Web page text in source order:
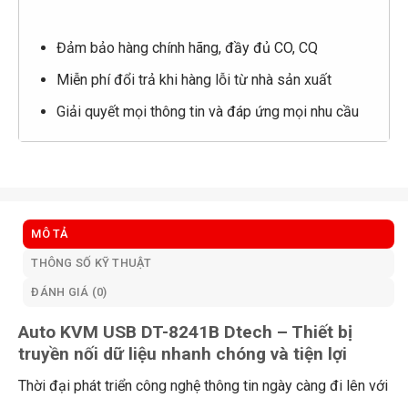
Đảm bảo hàng chính hãng, đầy đủ CO, CQ
Miễn phí đổi trả khi hàng lỗi từ nhà sản xuất
Giải quyết mọi thông tin và đáp ứng mọi nhu cầu
MÔ TẢ
THÔNG SỐ KỸ THUẬT
ĐÁNH GIÁ (0)
Auto KVM USB DT-8241B Dtech – Thiết bị
truyền nối dữ liệu nhanh chóng và tiện lợi
Thời đại phát triển công nghệ thông tin ngày càng đi lên với